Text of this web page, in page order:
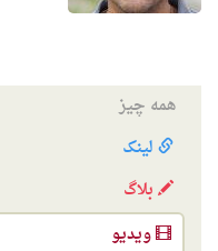
همه چیز
لینک
بلاگ
ویدیو